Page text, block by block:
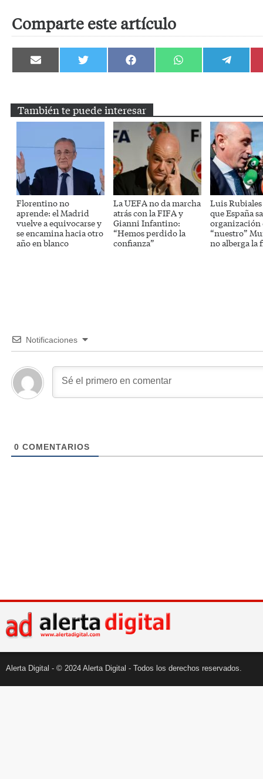
Comparte este artículo
Compartir
en
Compartir
en
Compartir
en
Compartir
en
Compartir
en
También te puede interesar
Florentino no
aprende: el Madrid
vuelve a equivocarse y
se encamina hacia otro
año en blanco
La UEFA no da marcha
atrás con la FIFA y
Gianni Infantino:
“Hemos perdido la
confianza”
Luis
que España
organización
“nuestro”
no alberga la
Notificaciones
0 COMENTARIOS
Alerta Digital - © 2024 Alerta Digital - Todos los derechos reservados.